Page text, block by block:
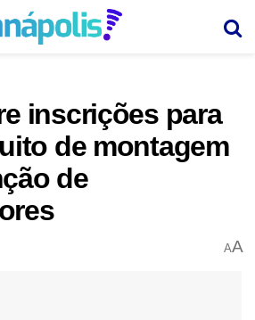
inscrições para
de montagem
de
AA